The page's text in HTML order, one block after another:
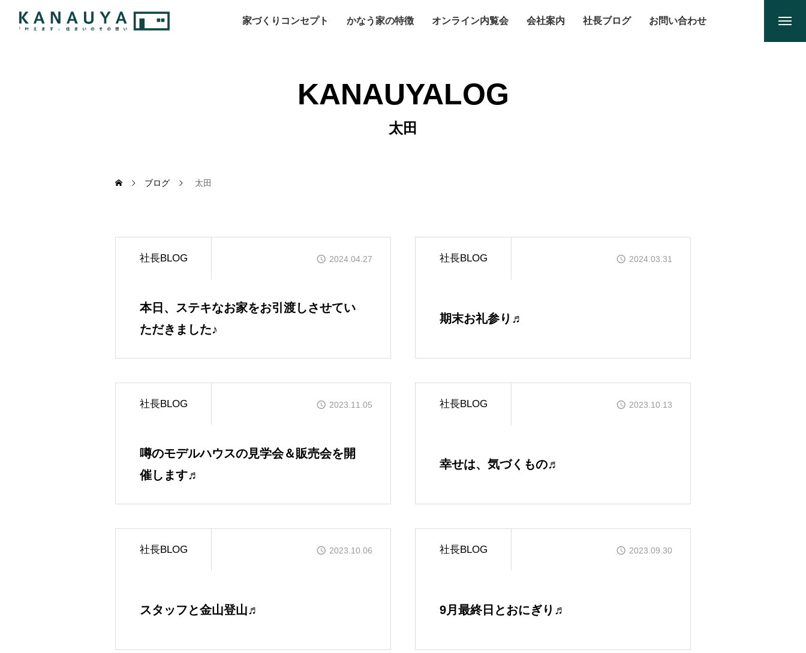
家づくりコンセプト かなう家の特徴 オンライン内覧会 会社案内 社長ブログ お問い合わせ
OUR CONCEPT
OUR FIVE ADVANTAGES
KANAUYALOG
太田
ブログ 太田
社長BLOG 2024.04.27
本日、ステキなお家をお引渡しさせてい
ただきました♪
社長BLOG 2024.03.31
期末お礼参り♬
社長BLOG 2023.11.05
噂のモデルハウスの見学会＆販売会を開
催します♬
社長BLOG 2023.10.13
幸せは、気づくもの♬
社長BLOG 2023.10.06
スタッフと金山登山♬
社長BLOG 2023.09.30
9月最終日とおにぎり♬